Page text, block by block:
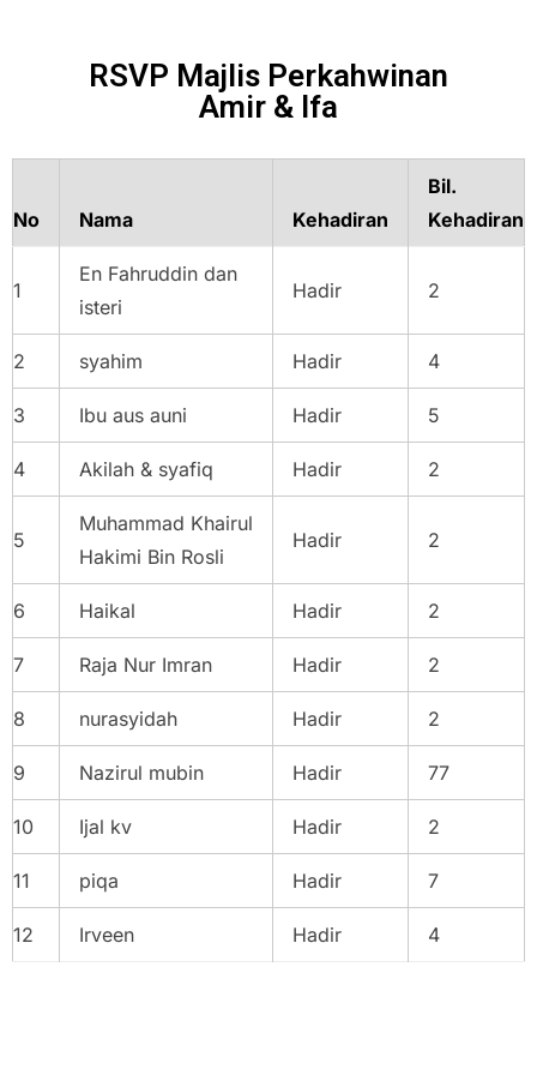
RSVP Majlis Perkahwinan
Amir & Ifa
No Nama Kehadiran
Bil.
Kehadiran
1
En Fahruddin dan
isteri
Hadir 2
2 syahim Hadir 4
3 Ibu aus auni Hadir 5
4 Akilah & syafiq Hadir 2
5
Muhammad Khairul
Hakimi Bin Rosli
Hadir 2
6 Haikal Hadir 2
7 Raja Nur Imran Hadir 2
8 nurasyidah Hadir 2
9 Nazirul mubin Hadir 77
10 Ijal kv Hadir 2
11 piqa Hadir 7
12 Irveen Hadir 4